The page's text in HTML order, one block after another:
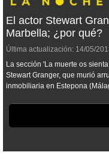
El actor Stewart
Marbella; ¿por qué?
Última actualización: 14/05/
La sección 'La muerte os
Stewart Granger, que murió
inmobiliaria en Estepona